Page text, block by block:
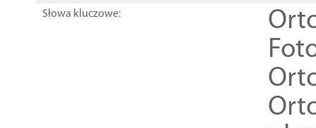
Słowa kluczowe: